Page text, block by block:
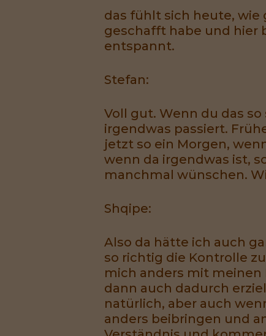
das fühlt sich heute, wie
geschafft habe und hier
entspannt.
Stefan:
Voll gut. Wenn du das
irgendwas passiert.
jetzt so ein Morgen,
wenn da irgendwas ist,
manchmal wünschen.
Shqipe:
Also da hätte ich auch
so richtig die Kontrolle
mich anders mit
dann auch dadurch
natürlich, aber auch
anders beibringen und